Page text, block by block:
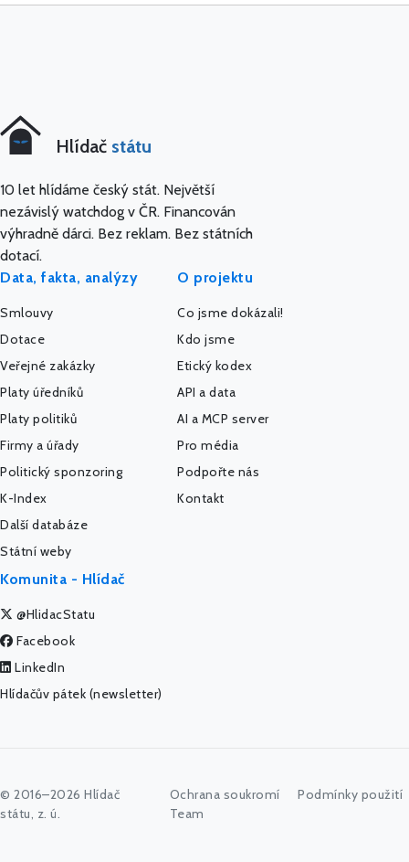
Hlídač státu
10 let hlídáme český stát. Největší
nezávislý watchdog v ČR. Financován
výhradně dárci. Bez reklam. Bez státních
dotací.
Data, fakta, analýzy
Smlouvy
Dotace
Veřejné zakázky
Platy úředníků
Platy politiků
Firmy a úřady
Politický sponzoring
K-Index
Další databáze
Státní weby
O projektu
Co jsme dokázali!
Kdo jsme
Etický kodex
API a data
AI a MCP server
Pro média
Podpořte nás
Kontakt
Komunita - Hlídač
@HlidacStatu
Facebook
LinkedIn
Hlídačův pátek (newsletter)
© 2016–2026 Hlídač
státu, z. ú.
Ochrana soukromí
Podmínky použití
Team